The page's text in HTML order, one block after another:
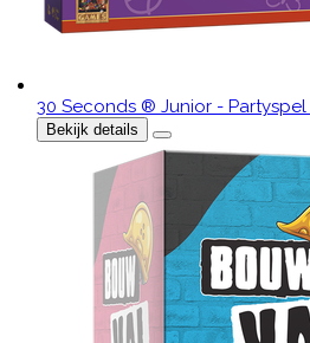
30 Seconds ® Junior - Partyspel
Bekijk details